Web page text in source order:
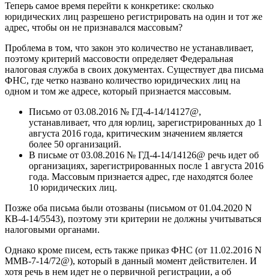
Теперь самое время перейти к конкретике: сколько
юридических лиц разрешено регистрировать на один и тот же
адрес, чтобы он не признавался массовым?
Проблема в том, что закон это количество не устанавливает,
поэтому критерий массовости определяет Федеральная
налоговая служба в своих документах. Существует два письма
ФНС, где четко названо количество юридических лиц на
одном и том же адресе, который признается массовым.
Письмо от 03.08.2016 № ГД-4-14/14127@,
устанавливает, что для юрлиц, зарегистрированных до 1
августа 2016 года, критическим значением является
более 50 организаций.
В письме от 03.08.2016 № ГД-4-14/14126@ речь идет об
организациях, зарегистрированных после 1 августа 2016
года. Массовым признается адрес, где находятся более
10 юридических лиц.
Позже оба письма были отозваны (письмом от 01.04.2020 N
КВ-4-14/5543), поэтому эти критерии не должны учитываться
налоговыми органами.
Однако кроме писем, есть также приказ ФНС (от 11.02.2016 N
ММВ-7-14/72@), который в данный момент действителен. И
хотя речь в нем идет не о первичной регистрации, а об